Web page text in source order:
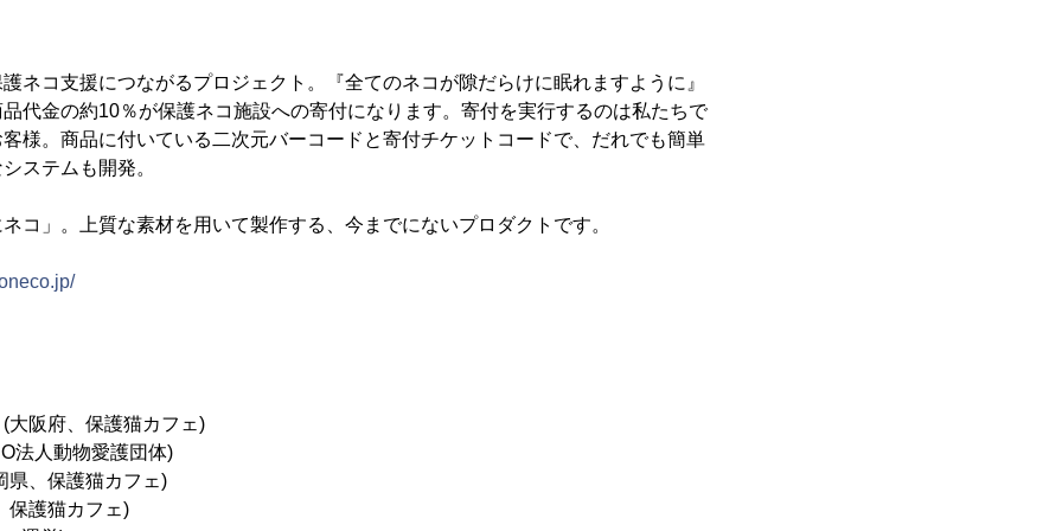
ネコ支援につながるプロジェクト。『全てのネコが隙だらけに眠れますように』
代金の約10％が保護ネコ施設への寄付になります。寄付を実行するのは私たちで
様。商品に付いている二次元バーコードと寄付チケットコードで、だれでも簡単
ステムも開発。
コ」。上質な素材を用いて製作する、今までにないプロダクトです。
大阪府、保護猫カフェ)
法人動物愛護団体)
県、保護猫カフェ)
保護猫カフェ)